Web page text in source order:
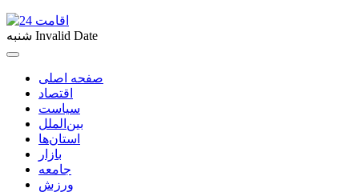
شنبه Invalid Date
صفحه اصلی
اقتصاد
سیاست
بین‌الملل
استان‌ها
بازار
جامعه
ورزش